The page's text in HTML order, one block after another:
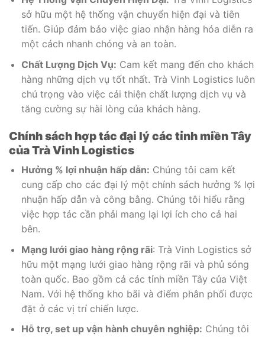
sở hữu một hệ thống vận chuyển hiện đại và tiên
tiến. Giúp đảm bảo việc giao nhận hàng hóa diễn ra
một cách nhanh chóng và an toàn.
Chất Lượng Dịch Vụ: Cam kết mang đến cho khách
hàng những dịch vụ tốt nhất. Trà Vinh Logistics luôn
chú trọng vào việc cải thiện chất lượng dịch vụ và
tăng cường sự hài lòng của khách hàng.
Chính sách hợp tác đại lý các tỉnh miền Tây
của Trà Vinh Logistics
Hưởng % lợi nhuận hấp dẫn: Chúng tôi cam kết
cung cấp cho các đại lý một chính sách hưởng % lợi
nhuận hấp dẫn và công bằng. Chúng tôi hiểu rằng
việc hợp tác cần phải mang lại lợi ích cho cả hai
bên.
Mạng lưới giao hàng rộng rãi: Trà Vinh Logistics sở
hữu một mạng lưới giao hàng rộng rãi và phủ sóng
toàn quốc. Bao gồm cả các tỉnh miền Tây của Việt
Nam. Với hệ thống kho bãi và điểm phân phối được
đặt ở các vị trí chiến lược.
Hỗ trợ, set up vận hành chuyên nghiệp: Chúng tôi